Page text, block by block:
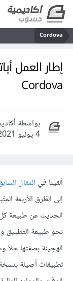
Cordova
Cordova
بواسطة
4 يوليو 2021
ألقينا في المقال
إلى الطّرق الأربعة
الحديث عن طبيعة كل
نحو طبيعة التطبيق
الهجينة بصفتها حلا
تطبيقات أصيلة